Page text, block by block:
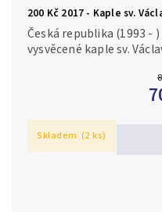
200 Kč 2017 - Kaple sv.
Česká republika (1993 -
vysvěcené kaple sv.
Skladem (2 ks)